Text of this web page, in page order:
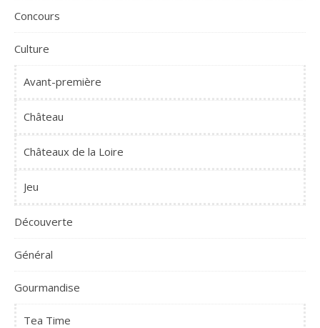
Concours
Culture
Avant-première
Château
Châteaux de la Loire
Jeu
Découverte
Général
Gourmandise
Tea Time